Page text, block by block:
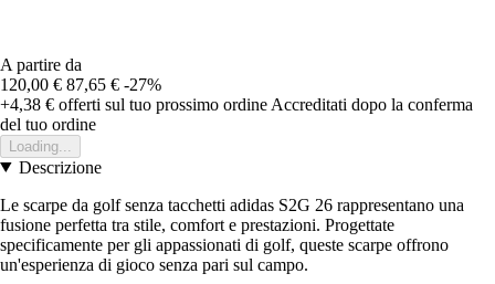
A partire da
120,00 € 87,65 € -27%
+4,38 € offerti sul tuo prossimo ordine Accreditati dopo la conferma
del tuo ordine
Loading...
Descrizione
Le scarpe da golf senza tacchetti adidas S2G 26 rappresentano una
fusione perfetta tra stile, comfort e prestazioni. Progettate
specificamente per gli appassionati di golf, queste scarpe offrono
un'esperienza di gioco senza pari sul campo.